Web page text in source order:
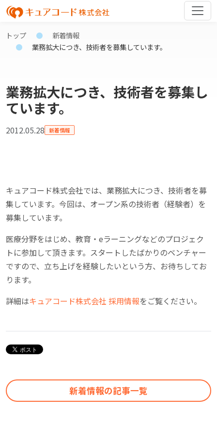
トップ
新着情報
業務拡大につき、技術者を募集しています。
業務拡大につき、技術者を募集し
ています。
2012.05.28 新着情報
キュアコード株式会社では、業務拡大につき、技術者を募
集しています。今回は、オープン系の技術者（経験者）を
募集しています。
医療分野をはじめ、教育・eラーニングなどのプロジェク
トに参加して頂きます。スタートしたばかりのベンチャー
ですので、立ち上げを経験したいという方、お待ちしてお
ります。
詳細はキュアコード株式会社 採用情報をご覧ください。
新着情報の記事一覧